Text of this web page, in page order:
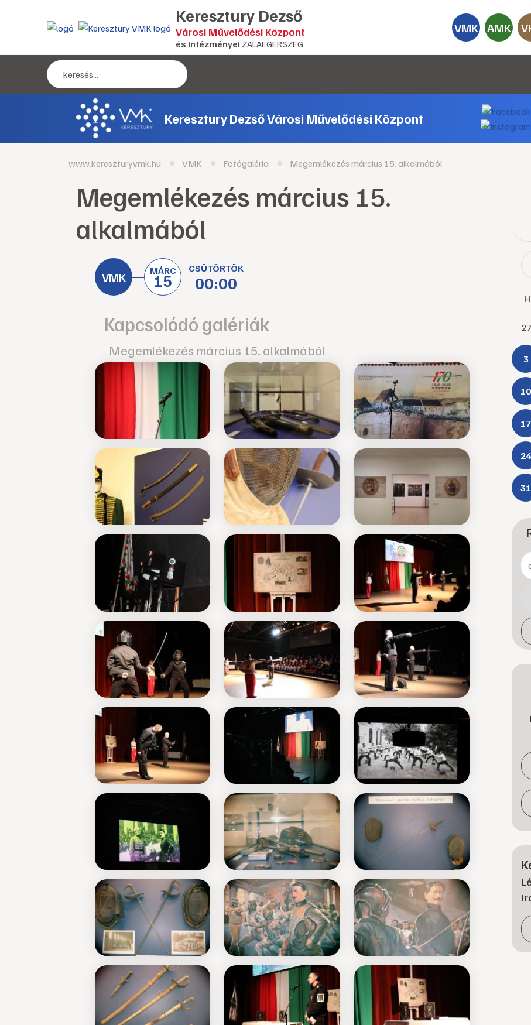
Keresztury Dezső
Városi Művelődési Központ
és intézményei ZALAEGERSZEG
VMK AMK
Keresztury Dezső Városi Művelődési Központ
www.kereszturyvmk.hu VMK Fotógaléria Megemlékezés március 15. alkalmából
Megemlékezés március 15.
alkalmából
MÁRC
15
CSÜTÖRTÖK
00:00
Kapcsolódó galériák
Megemlékezés március 15. alkalmából
H
27
3
10
17
24
31